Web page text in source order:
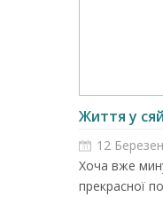
Життя у
12
Хоча вже
прекрасної